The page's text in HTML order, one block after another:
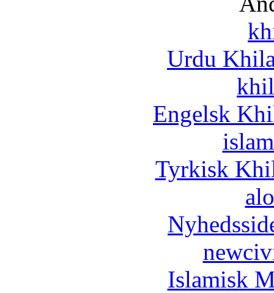
Urdu
Engelsk
Tyrkisk
Islamisk